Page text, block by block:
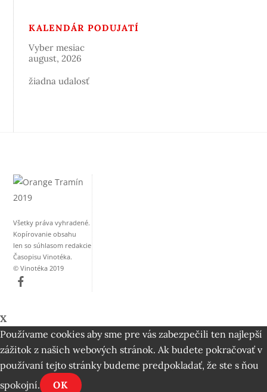
KALENDÁR PODUJATÍ
Vyber mesiac
august, 2026
žiadna udalosť
Všetky práva vyhradené.
Kopírovanie obsahu
len so súhlasom redakcie
Časopisu Vinotéka.
© Vinotéka 2019
X
Používame cookies aby sme pre vás zabezpečili ten najlepší
zážitok z našich webových stránok. Ak budete pokračovať v
používaní tejto stránky budeme predpokladať, že ste s ňou
spokojní.
OK